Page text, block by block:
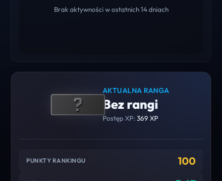
Brak aktywności w ostatnich 14 dniach
AKTUALNA RANGA
Bez rangi
Postęp XP: 369 XP
PUNKTY RANKINGU 100